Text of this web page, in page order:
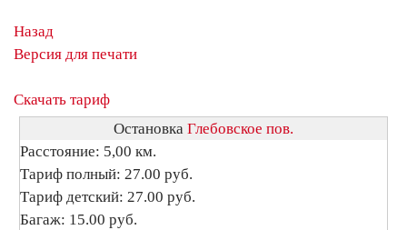
Назад
Версия для печати
Скачать тариф
Остановка Глебовское пов.
Расстояние: 5,00 км.
Тариф полный: 27.00 руб.
Тариф детский: 27.00 руб.
Багаж: 15.00 руб.